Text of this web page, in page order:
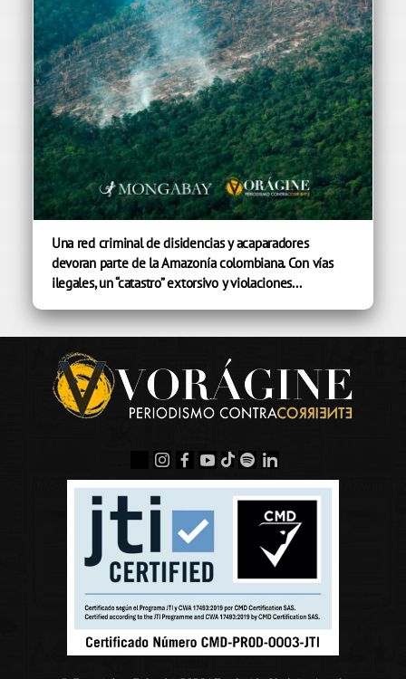
Una red criminal de disidencias y acaparadores
devoran parte de la Amazonía colombiana. Con vías
ilegales, un “catastro” extorsivo y violaciones...